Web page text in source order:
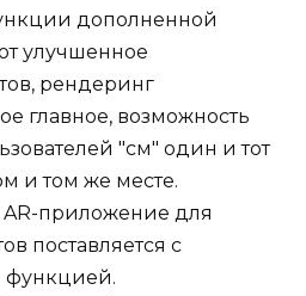
дополненной
улучшенное
рендеринг
главное, возможность
"см" один и тот
и том же месте.
приложение для
поставляется с
функцией.